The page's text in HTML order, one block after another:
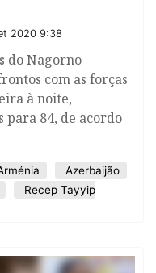
2020 9:38
do Nagorno-
com as forças
à noite,
para 84, de acordo
Azerbaijão
Recep Tayyip